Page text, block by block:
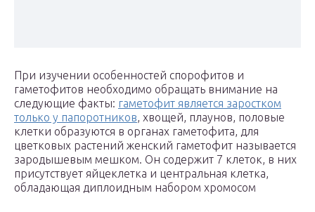
При изучении особенностей спорофитов и
гаметофитов необходимо обращать внимание на
следующие факты: гаметофит является заростком
только у папоротников, хвощей, плаунов, половые
клетки образуются в органах гаметофита, для
цветковых растений женский гаметофит называется
зародышевым мешком. Он содержит 7 клеток, в них
присутствует яйцеклетка и центральная клетка,
обладающая диплоидным набором хромосом